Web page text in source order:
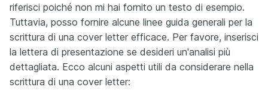
riferisci poiché non mi hai fornito un testo di esempio.
Tuttavia, posso fornire alcune linee guida generali per la
scrittura di una cover letter efficace. Per favore, inserisci
la lettera di presentazione se desideri un'analisi più
dettagliata. Ecco alcuni aspetti utili da considerare nella
scrittura di una cover letter: